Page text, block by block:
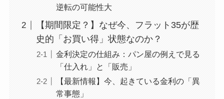
逆転の可能性大
【期間限定？】なぜ今、フラット35が歴
史的「お買い得」状態なのか？
金利決定の仕組み：パン屋の例えで見る
「仕入れ」と「販売」
【最新情報】今、起きている金利の「異
常事態」